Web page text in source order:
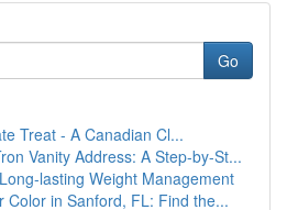
Go
Treat - A Canadian Cl...
Vanity Address: A Step-by-St...
lasting Weight Management
Color in Sanford, FL: Find the...